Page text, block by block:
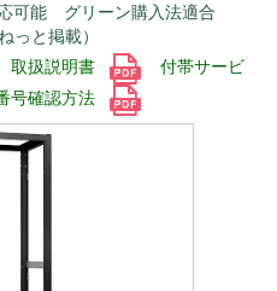
可能 グリーン購入法適合
っと掲載）
取扱説明書
付帯サービ
号確認方法